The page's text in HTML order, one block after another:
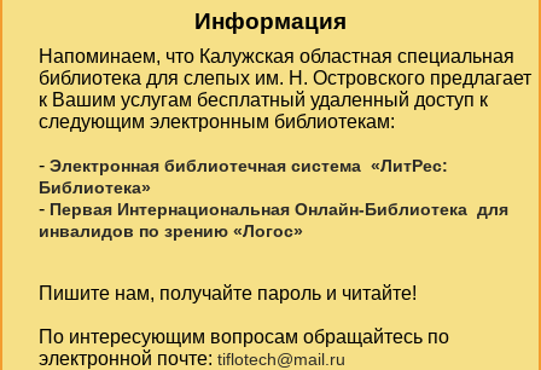
Информация
Напоминаем, что Калужская областная специальная
библиотека для слепых им. Н. Островского предлагает
к Вашим услугам бесплатный удаленный доступ к
следующим электронным библиотекам:
- Электронная библиотечная система «ЛитРес:
Библиотека»
- Первая Интернациональная Онлайн-Библиотека для
инвалидов по зрению «Логос»
Пишите нам, получайте пароль и читайте!
По интересующим вопросам обращайтесь по
электронной почте: tiflotech@mail.ru